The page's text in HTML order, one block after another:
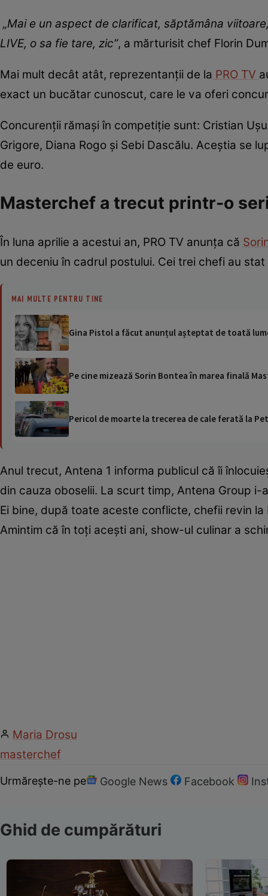
„Mai e un aspect de clarificat, săptămâna
LIVE, o sa fie tare, zic”, a mărturisit chef Florin
Mai mult decât atât, reprezentanții de la PRO TV
exact un bucătar cunoscut, care le va oferi
Concurenții rămași în competiție sunt: Cristian
Grigore, Diana Rogo și Sebi Dascălu. Aceștia se
de euro.
Masterchef a trecut printr-o
În luna aprilie a acestui an, PRO TV anunța că
un deceniu în cadrul postului. Cei trei chefi au
MAI MULTE PENTRU TINE
Gina Pistol a făcut anunțul așteptat de toată
Pe cine mizează Sorin Bontea în marea finală
Pericol de moarte la trecerea de cale ferată la
Anul trecut, Antena 1 informa publicul că îi
din cauza oboselii. La scurt timp, Antena Group
Ei bine, după toate aceste conflicte, chefii revin
Amintim că în toți acești ani, show-ul culinar a
Maria Drosu
masterchef
Urmărește-ne pe Google News Facebook
Ghid de cumpărături